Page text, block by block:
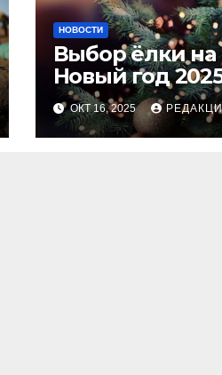
НОВОСТИ
Выбор ёлки на
Новый год
тренды и
для
праздника
ОКТ 16, 2025